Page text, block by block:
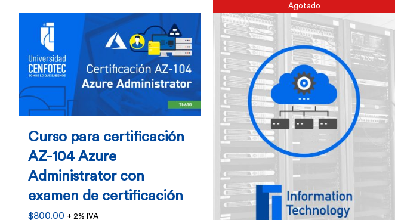
Curso para certificación
AZ-104 Azure
Administrator con
examen de certificación
$800.00 + 2% IVA
Agotado